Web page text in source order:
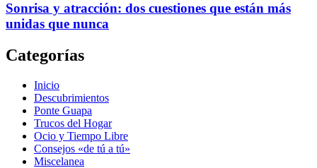
Sonrisa y atracción: dos cuestiones que están más
unidas que nunca
Categorías
Inicio
Descubrimientos
Ponte Guapa
Trucos del Hogar
Ocio y Tiempo Libre
Consejos «de tú a tú»
Miscelanea